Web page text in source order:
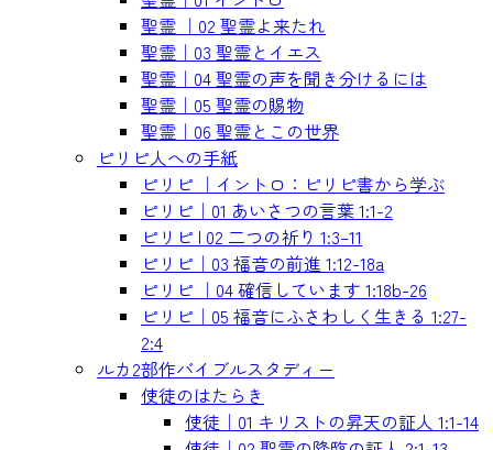
聖霊 ｜02 聖霊よ来たれ
聖霊｜03 聖霊とイエス
聖霊｜04 聖霊の声を聞き分けるには
聖霊｜05 聖霊の賜物
聖霊｜06 聖霊とこの世界
ピリピ人への手紙
ピリピ ｜イントロ：ピリピ書から学ぶ
ピリピ｜01 あいさつの言葉 1:1-2
ピリピ | 02 二つの祈り 1:3–11
ピリピ｜03 福音の前進 1:12-18a
ピリピ ｜04 確信しています 1:18b-26
ピリピ｜05 福音にふさわしく生きる 1:27-
2:4
ルカ2部作バイブルスタディー
使徒のはたらき
使徒｜01 キリストの昇天の証人 1:1-14